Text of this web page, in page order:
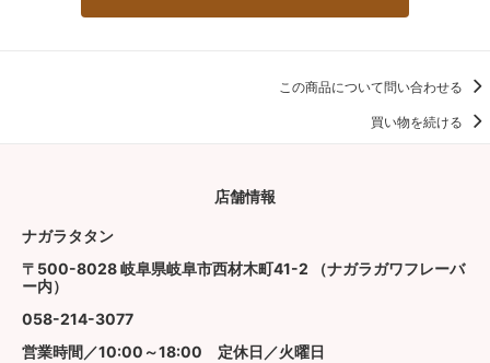
この商品について問い合わせる
買い物を続ける
店舗情報
ナガラタタン
〒500-8028 岐阜県岐阜市西材木町41-2 （ナガラガワフレーバ
ー内）
058-214-3077
営業時間／10:00～18:00 定休日／火曜日